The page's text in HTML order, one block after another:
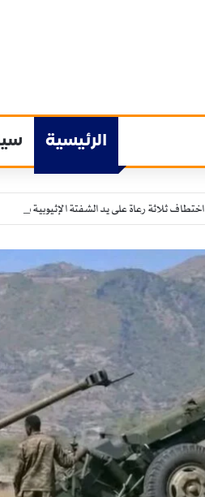
الرئيسية
اختطاف ثلاثة رعاة على يد الشفتة الإثيوبية بولاية